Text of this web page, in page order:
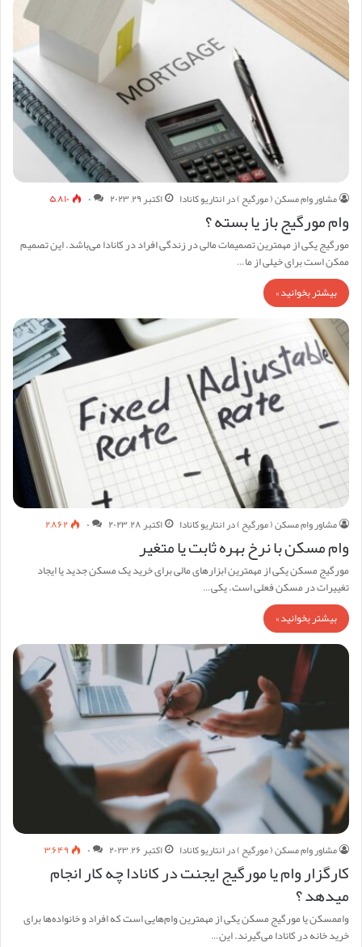
مشاور وام مسکن ( مورگیح ) در انتاریو کانادا اکتبر ۲۹, ۲۰۲۳ ۰ ۵,۸۱۰
وام مورگیج باز یا بسته ؟
مورگیج یکی از مهمترین تصمیمات مالی در زندگی افراد در کانادا می‌باشد. این تصمیم
ممکن است برای خیلی از ما…
بیشتر بخوانید »
مشاور وام مسکن ( مورگیح ) در انتاریو کانادا اکتبر ۲۸, ۲۰۲۳ ۰ ۲,۸۶۲
وام مسکن با نرخ بهره ثابت یا متغیر
مورگیج مسکن یکی از مهمترین ابزارهای مالی برای خرید یک مسکن جدید یا ایجاد
تغییرات در مسکن فعلی است. یکی…
بیشتر بخوانید »
مشاور وام مسکن ( مورگیح ) در انتاریو کانادا اکتبر ۲۶, ۲۰۲۳ ۰ ۳,۶۴۹
کارگزار وام یا مورگیج ایجنت در کانادا چه کار انجام
میدهد ؟
واممسکن یا مورگیج مسکن یکی از مهمترین وام‌هایی است که افراد و خانواده‌ها برای
خرید خانه در کانادا می‌گیرند. این…